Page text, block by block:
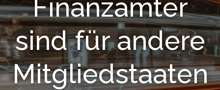
Finanzämter
sind für andere
Mitgliedstaaten